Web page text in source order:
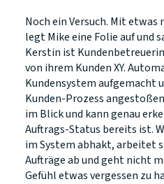
Noch ein Versuch. Mit
legt Mike eine Folie auf und
Kerstin ist
von ihrem Kunden XY.
Kundensystem aufgemacht
Kunden-Prozess
im Blick und kann genau
Auftrags-Status bereits ist.
im System abhakt, arbeitet
Aufträge ab und geht nicht
Gefühl etwas vergessen zu